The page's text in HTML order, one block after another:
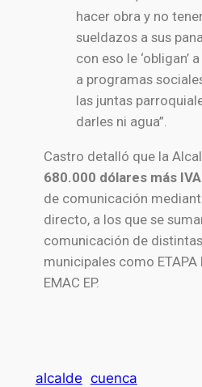
hacer obra y no
sueldazos a sus
con eso le ‘obligan’
a programas
las juntas
darles ni agua”.
Castro detalló que la
680.000 dólares más IVA
de comunicación
directo, a los que se
comunicación de
municipales como ETAPA
EMAC EP.
alcalde cuenca